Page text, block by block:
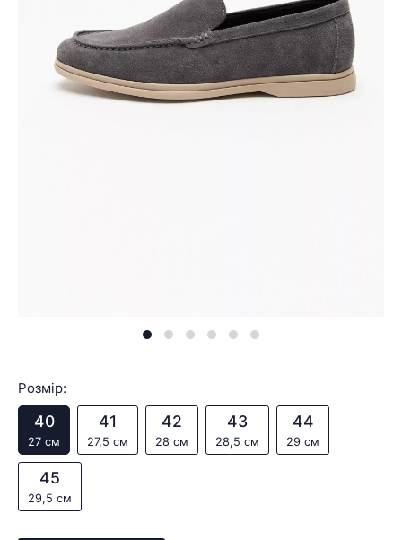
Розмір:
40
27 см
41
27,5 см
42
28 см
43
28,5 см
44
29 см
45
29,5 см